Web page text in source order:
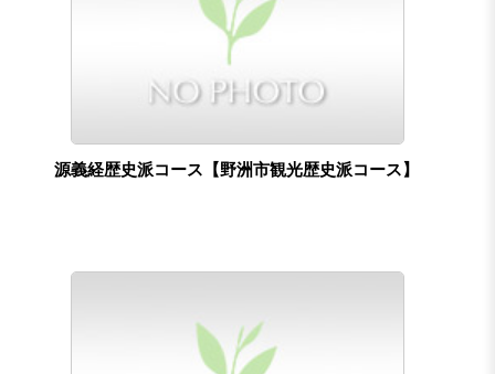
源義経歴史派コース【野洲市観光歴史派コース】